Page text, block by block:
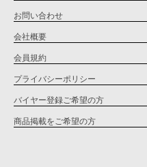
お問い合わせ
会社概要
会員規約
プライバシーポリシー
バイヤー登録ご希望の方
商品掲載をご希望の方